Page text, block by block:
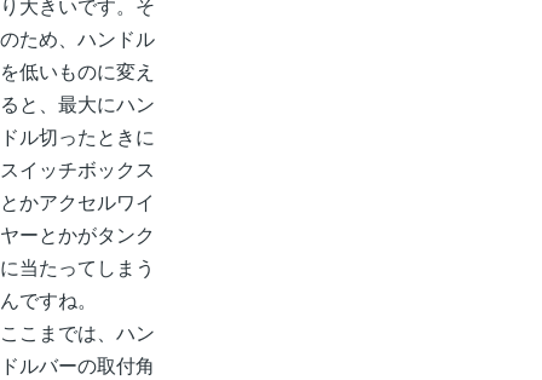
り大きいです。そ
のため、ハンドル
を低いものに変え
ると、最大にハン
ドル切ったときに
スイッチボックス
とかアクセルワイ
ヤーとかがタンク
に当たってしまう
んですね。
ここまでは、ハン
ドルバーの取付角